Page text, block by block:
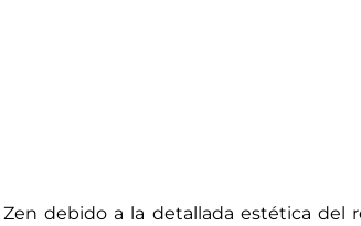
debido a la detallada estética del